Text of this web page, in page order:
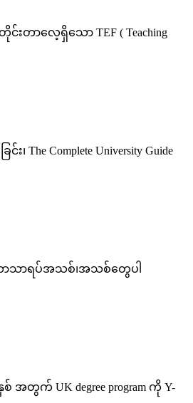
တာလေ့ရှိသော TEF ( Teaching
Complete University Guide
ဘာသာရပ်အသစ်၊အသစ်တွေပါ
စ် အတွက် UK degree program ကို Y-